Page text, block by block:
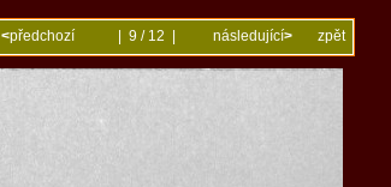
<předchozí | 9 / 12 | následující> zpět